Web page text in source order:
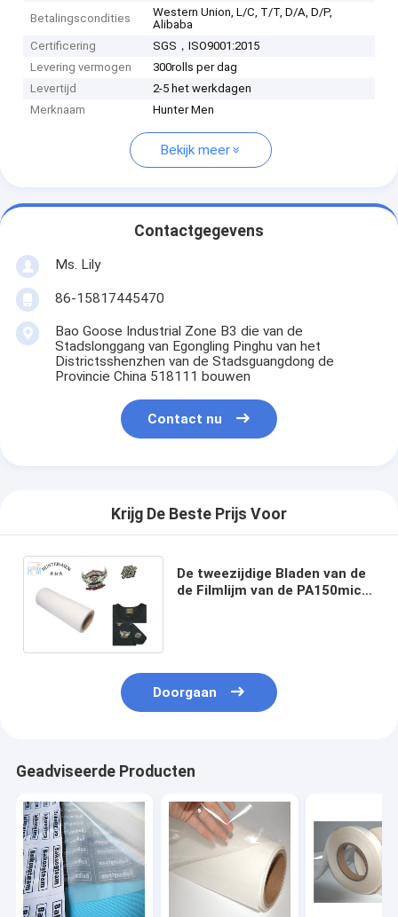
Betalingscondities
Western Union, L/C, T/T, D/A, D/P,
Alibaba
Certificering
SGS，ISO9001:2015
Levering vermogen
300rolls per dag
Levertijd
2-5 het werkdagen
Merknaam
Hunter Men
Bekijk meer
Contactgegevens
Ms. Lily
86-15817445470
Bao Goose Industrial Zone B3 die van de
Stadslonggang van Egongling Pinghu van het
Districtsshenzhen van de Stadsguangdong de
Provincie China 518111 bouwen
Contact nu
Krijg De Beste Prijs Voor
De tweezijdige Bladen van de
de Filmlijm van de PA150mic
Doorgaan
Geadviseerde Producten